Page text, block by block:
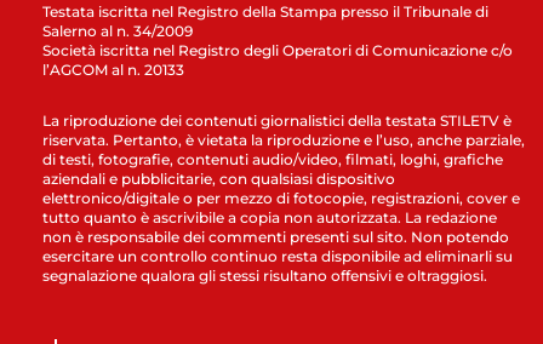
Testata iscritta nel Registro della Stampa presso il Tribunale di
Salerno al n. 34/2009
Società iscritta nel Registro degli Operatori di Comunicazione c/o
l’AGCOM al n. 20133
La riproduzione dei contenuti giornalistici della testata STILETV è
riservata. Pertanto, è vietata la riproduzione e l’uso, anche parziale,
di testi, fotografie, contenuti audio/video, filmati, loghi, grafiche
aziendali e pubblicitarie, con qualsiasi dispositivo
elettronico/digitale o per mezzo di fotocopie, registrazioni, cover e
tutto quanto è ascrivibile a copia non autorizzata. La redazione
non è responsabile dei commenti presenti sul sito. Non potendo
esercitare un controllo continuo resta disponibile ad eliminarli su
segnalazione qualora gli stessi risultano offensivi e oltraggiosi.